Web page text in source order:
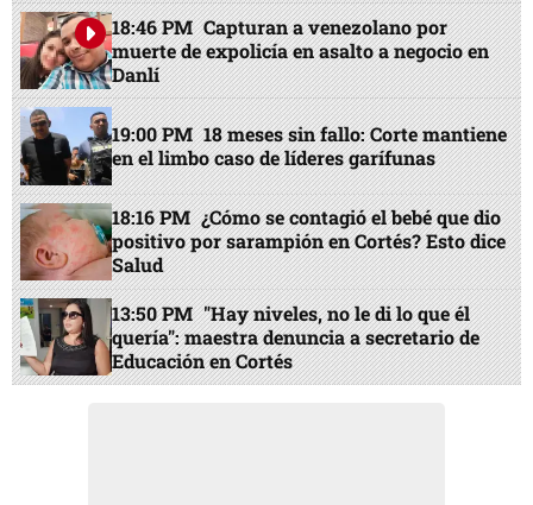
18:46 PM Capturan a venezolano por
muerte de expolicía en asalto a negocio en
Danlí
19:00 PM 18 meses sin fallo: Corte mantiene
en el limbo caso de líderes garífunas
18:16 PM ¿Cómo se contagió el bebé que dio
positivo por sarampión en Cortés? Esto dice
Salud
13:50 PM "Hay niveles, no le di lo que él
quería": maestra denuncia a secretario de
Educación en Cortés